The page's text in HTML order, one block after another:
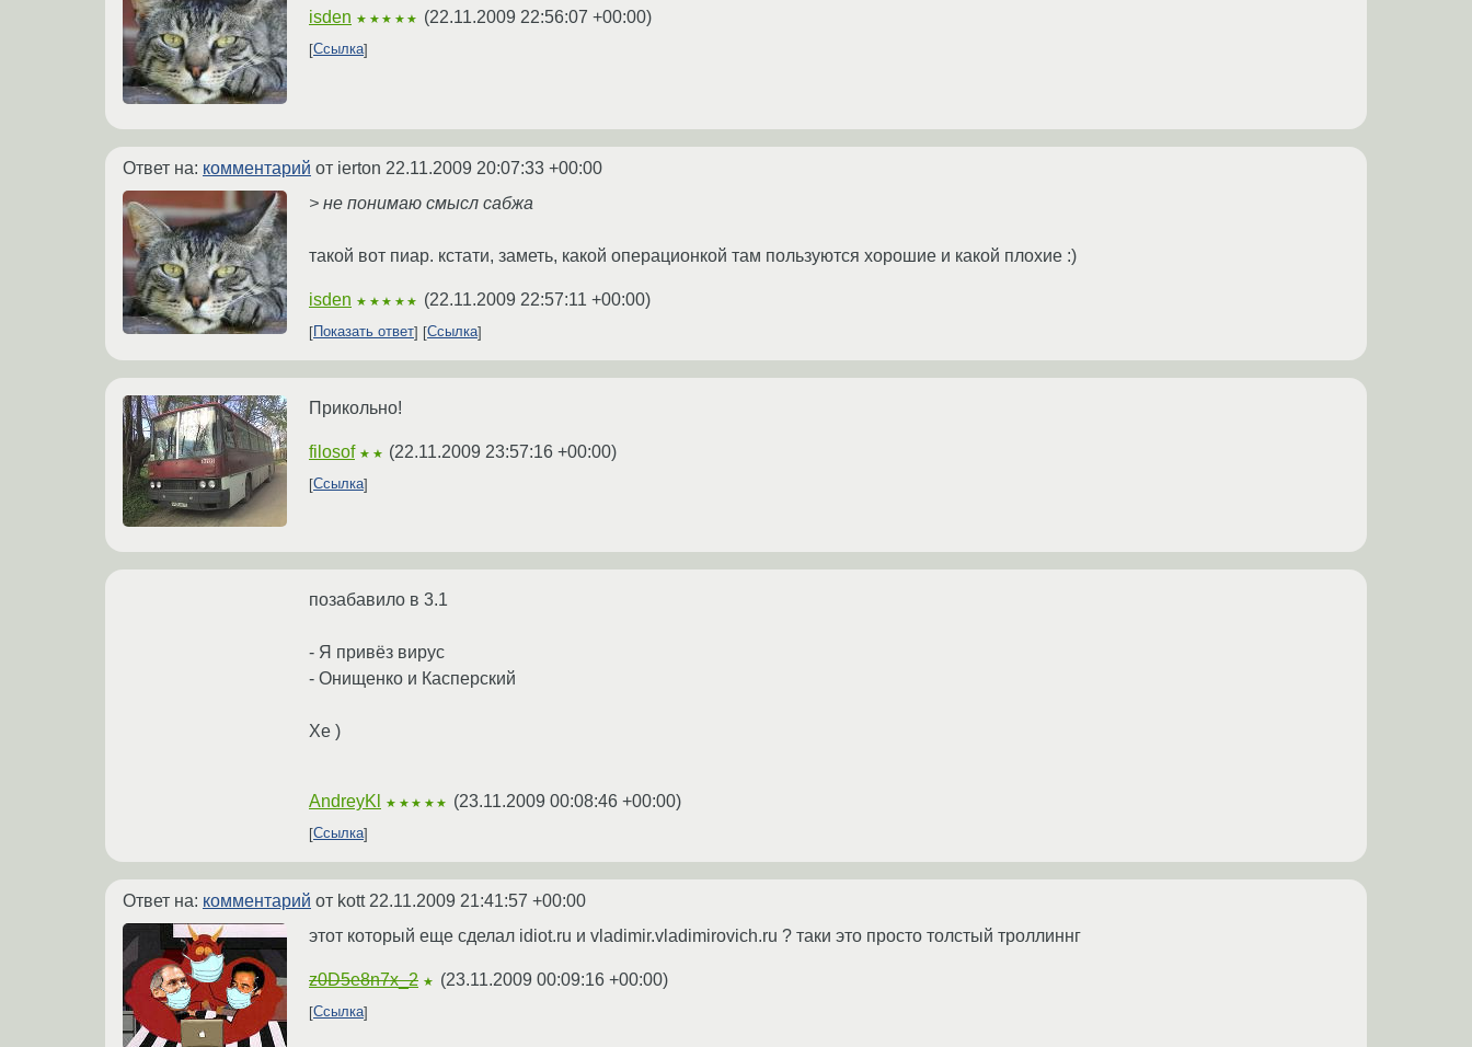
isden ★★★★★ (22.11.2009 22:56:07 +00:00)
Ссылка
Ответ на: комментарий от ierton 22.11.2009 20:07:33 +00:00
> не понимаю смысл сабжа
такой вот пиар. кстати, заметь, какой операционкой там пользуются хорошие и какой плохие :)
isden ★★★★★ (22.11.2009 22:57:11 +00:00)
Показать ответ Ссылка
Прикольно!
filosof ★★ (22.11.2009 23:57:16 +00:00)
Ссылка
позабавило в 3.1
- Я привёз вирус
- Онищенко и Касперский
Хе )
AndreyKl ★★★★★ (23.11.2009 00:08:46 +00:00)
Ссылка
Ответ на: комментарий от kott 22.11.2009 21:41:57 +00:00
этот который еще сделал idiot.ru и vladimir.vladimirovich.ru ? таки это просто толстый троллиннг
z0D5e8n7x_2 ★ (23.11.2009 00:09:16 +00:00)
Ссылка